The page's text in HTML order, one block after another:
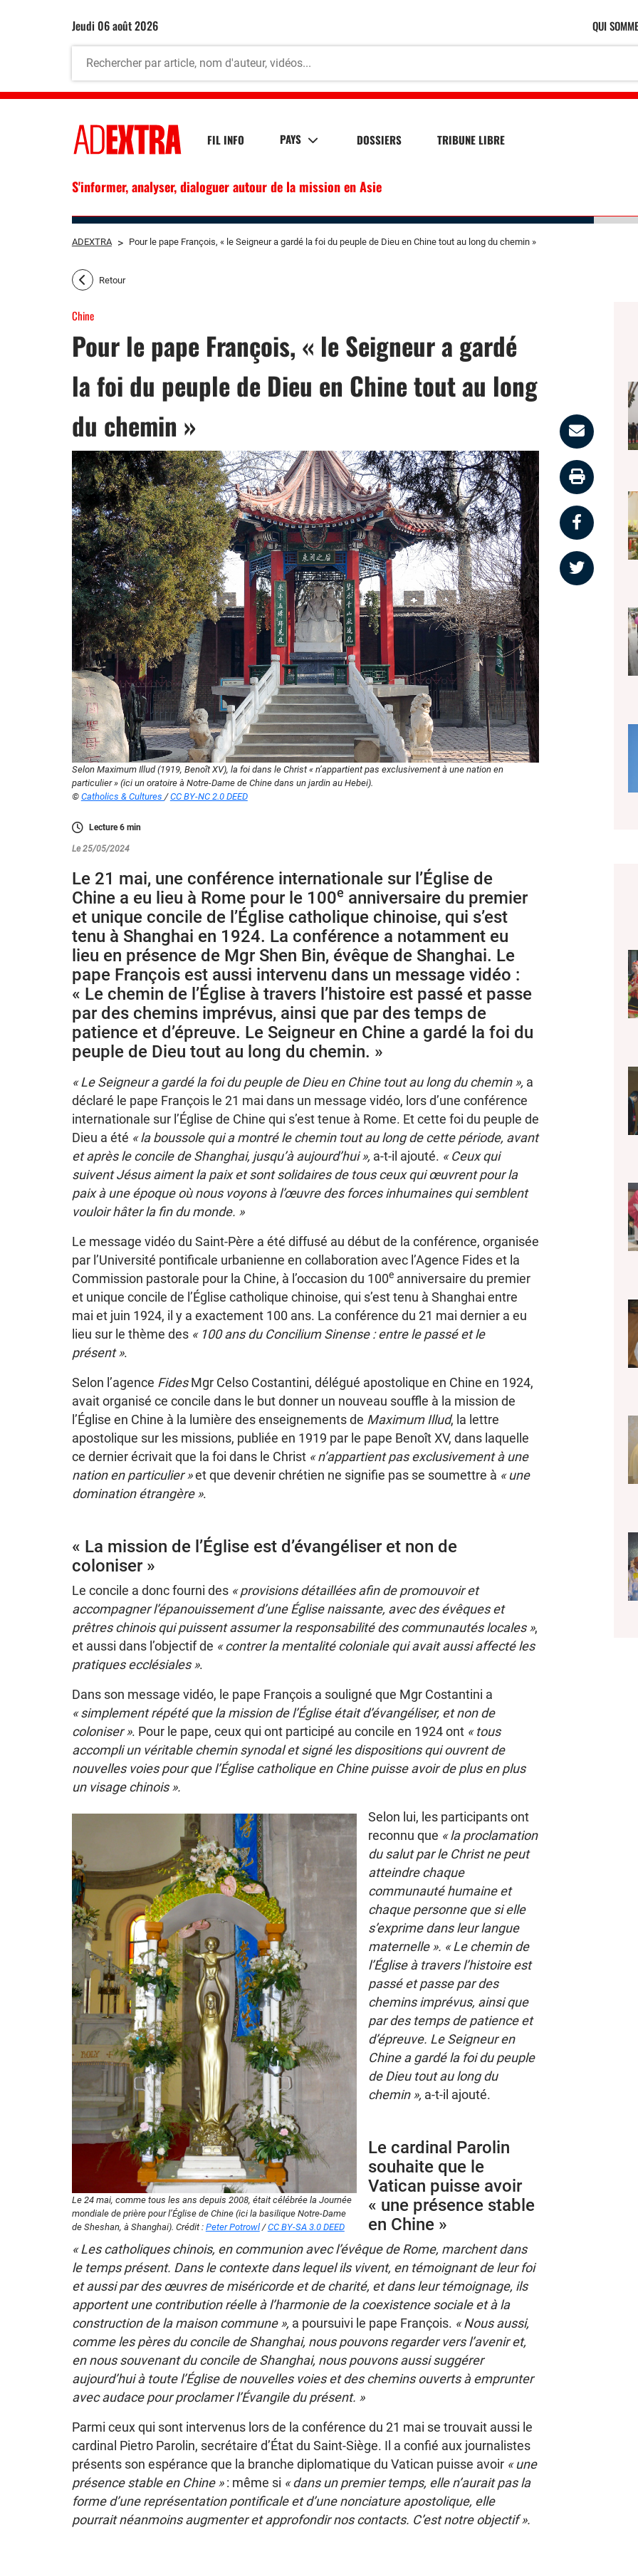
jeudi 06 août 2026 QUI
FIL INFO PAYS DOSSIERS TRIBUNE LIBRE
S'informer, analyser, dialoguer autour de la mission en Asie
ADEXTRA > Pour le pape François, « le Seigneur a gardé la foi du peuple de Dieu en Chine tout au long du chemin »
Retour
Chine
Pour le pape François, « le Seigneur a gardé
la foi du peuple de Dieu en Chine tout au long
du chemin »
Selon Maximum Illud (1919, Benoît XV), la foi dans le Christ « n’appartient pas exclusivement à une nation en
particulier » (ici un oratoire à Notre-Dame de Chine dans un jardin au Hebei).
© Catholics & Cultures /CC BY-NC 2.0 DEED
Lecture6min
Le 25/05/2024
Le 21 mai, une conférence internationale sur l’Église de
Chine a eu lieu à Rome pour le 100e anniversaire du premier
et unique concile de l’Église catholique chinoise, qui s’est
tenu à Shanghai en 1924. La conférence a notamment eu
lieu en présence de Mgr Shen Bin, évêque de Shanghai. Le
pape François est aussi intervenu dans un message vidéo :
« Le chemin de l’Église à travers l’histoire est passé et passe
par des chemins imprévus, ainsi que par des temps de
patience et d’épreuve. Le Seigneur en Chine a gardé la foi du
peuple de Dieu tout au long du chemin. »
« Le Seigneur a gardé la foi du peuple de Dieu en Chine tout au long du chemin », a
déclaré le pape François le 21 mai dans un message vidéo, lors d’une conférence
internationale sur l’Église de Chine qui s’est tenue à Rome. Et cette foi du peuple de
Dieu a été « la boussole qui a montré le chemin tout au long de cette période, avant
et après le concile de Shanghai, jusqu’à aujourd’hui », a-t-il ajouté. « Ceux qui
suivent Jésus aiment la paix et sont solidaires de tous ceux qui œuvrent pour la
paix à une époque où nous voyons à l’œuvre des forces inhumaines qui semblent
vouloir hâter la fin du monde. »
Le message vidéo du Saint-Père a été diffusé au début de la conférence, organisée
par l’Université pontificale urbanienne en collaboration avec l’Agence Fides et la
Commission pastorale pour la Chine, à l’occasion du 100eanniversaire du premier
et unique concile de l’Église catholique chinoise, qui s’est tenu à Shanghai entre
mai et juin 1924, il y a exactement 100 ans. La conférence du 21 mai dernier a eu
lieu sur le thème des « 100 ans du Concilium Sinense : entre le passé et le
présent ».
Selon l’agence FidesMgr Celso Costantini, délégué apostolique en Chine en 1924,
avait organisé ce concile dans le but donner un nouveau souffle à la mission de
l’Église en Chine à la lumière des enseignements de Maximum Illud, la lettre
apostolique sur les missions, publiée en 1919 par le pape Benoît XV, dans laquelle
ce dernier écrivait que la foi dans le Christ « n’appartient pas exclusivement à une
nation en particulier »et que devenir chrétien ne signifie pas se soumettre à « une
domination étrangère ».
« La mission de l’Église est d’évangéliser et non de
coloniser »
Le concile a donc fourni des « provisions détaillées afin de promouvoir et
accompagner l’épanouissement d’une Église naissante, avec des évêques et
prêtres chinois qui puissent assumer la responsabilité des communautés locales »,
et aussi dans l’objectif de « contrer la mentalité coloniale qui avait aussi affecté les
pratiques ecclésiales ».
Dans son message vidéo, le pape François a souligné que Mgr Costantini a
« simplement répété que la mission de l’Église était d’évangéliser, et non de
coloniser ». Pour le pape, ceux qui ont participé au concile en 1924 ont « tous
accompli un véritable chemin synodal et signé les dispositions qui ouvrent de
nouvelles voies pour que l’Église catholique en Chine puisse avoir de plus en plus
un visage chinois ».
Le 24 mai, comme tous les ans depuis 2008, était célébrée la Journée
mondiale de prière pour l’Église de Chine (ici la basilique Notre-Dame
de Sheshan, à Shanghai). Crédit : Peter Potrowl/CC BY-SA 3.0 DEED
Selon lui, les participants ont
reconnu que « la proclamation
du salut par le Christ ne peut
atteindre chaque
communauté humaine et
chaque personne que si elle
s’exprime dans leur langue
maternelle ». « Le chemin de
l’Église à travers l’histoire est
passé et passe par des
chemins imprévus, ainsi que
par des temps de patience et
d’épreuve. Le Seigneur en
Chine a gardé la foi du peuple
de Dieu tout au long du
chemin », a-t-il ajouté.
Le cardinal Parolin
souhaite que le
Vatican puisse avoir
« une présence stable
en Chine »
« Les catholiques chinois, en communion avec l’évêque de Rome, marchent dans
le temps présent. Dans le contexte dans lequel ils vivent, en témoignant de leur foi
et aussi par des œuvres de miséricorde et de charité, et dans leur témoignage, ils
apportent une contribution réelle à l’harmonie de la coexistence sociale et à la
construction de la maison commune », a poursuivi le pape François. « Nous aussi,
comme les pères du concile de Shanghai, nous pouvons regarder vers l’avenir et,
en nous souvenant du concile de Shanghai, nous pouvons aussi suggérer
aujourd’hui à toute l’Église de nouvelles voies et des chemins ouverts à emprunter
avec audace pour proclamer l’Évangile du présent. »
Parmi ceux qui sont intervenus lors de la conférence du 21 mai se trouvait aussi le
cardinal Pietro Parolin, secrétaire d’État du Saint-Siège. Il a confié aux journalistes
présents son espérance que la branche diplomatique du Vatican puisse avoir « une
présence stable en Chine »: même si « dans un premier temps, elle n’aurait pas la
forme d’une représentation pontificale et d’une nonciature apostolique, elle
pourrait néanmoins augmenter et approfondir nos contacts. C’est notre objectif ».
email
page
twitter